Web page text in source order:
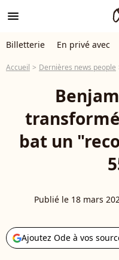
menu
Billetterie En privé avec
Accueil Dernières news people
bat un
Publié le 18 mars
Ajoutez Ode à vos